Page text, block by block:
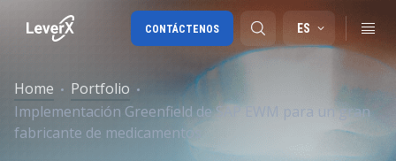
Migración a SAP S/4HANA
ES
CONTÁCTENOS
Home
Portfolio
Implementación Greenfield de SAP EWM para un gran
fabricante de medicamentos